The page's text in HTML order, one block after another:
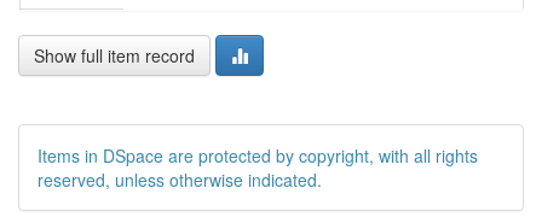
Show full item record
Items in DSpace are protected by copyright, with all rights
reserved, unless otherwise indicated.